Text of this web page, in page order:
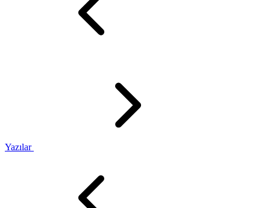
Yazılar